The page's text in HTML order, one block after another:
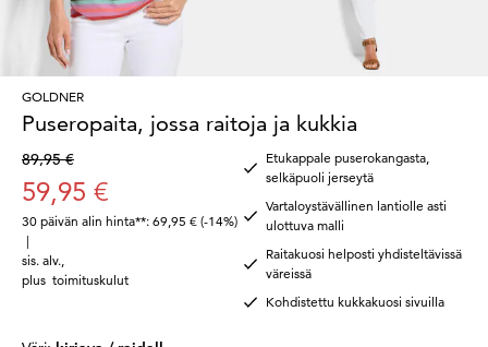
GOLDNER
Puseropaita, jossa raitoja ja kukkia
89,95 €
59,95 €
30 päivän alin hinta**: 69,95 € (-14%)
|
sis. alv.
plus toimituskulut
Etukappale puserokangasta,
selkäpuoli jerseytä
Vartaloystävällinen lantiolle asti
ulottuva malli
Raitakuosi helposti yhdisteltävissä
väreissä
Kohdistettu kukkakuosi sivuilla